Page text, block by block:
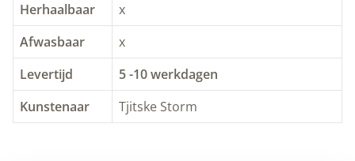
Herhaalbaar
x
Afwasbaar
x
Levertijd
5 -10 werkdagen
Kunstenaar
Tjitske Storm